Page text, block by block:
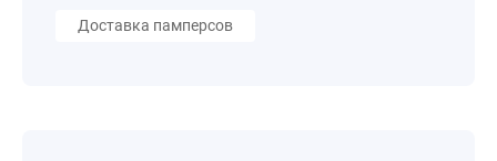
Доставка памперсов